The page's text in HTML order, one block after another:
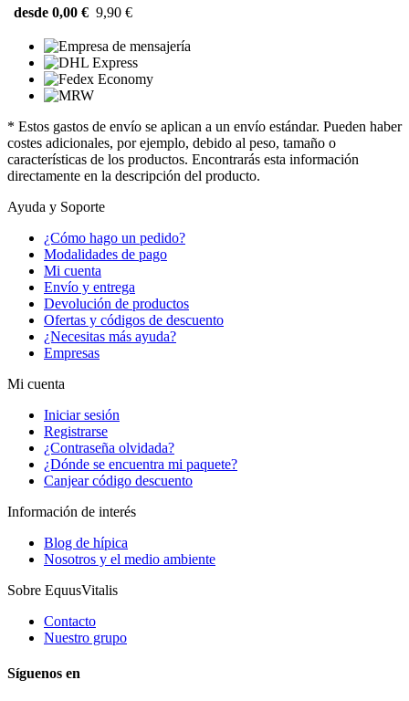
desde 0,00 € 9,90 €
* Estos gastos de envío se aplican a un envío estándar. Pueden haber
costes adicionales, por ejemplo, debido al peso, tamaño o
características de los productos. Encontrarás esta información
directamente en la descripción del producto.
Ayuda y Soporte
¿Cómo hago un pedido?
Modalidades de pago
Mi cuenta
Envío y entrega
Devolución de productos
Ofertas y códigos de descuento
¿Necesitas más ayuda?
Empresas
Mi cuenta
Iniciar sesión
Registrarse
¿Contraseña olvidada?
¿Dónde se encuentra mi paquete?
Canjear código descuento
Información de interés
Blog de hípica
Nosotros y el medio ambiente
Sobre EquusVitalis
Contacto
Nuestro grupo
Síguenos en